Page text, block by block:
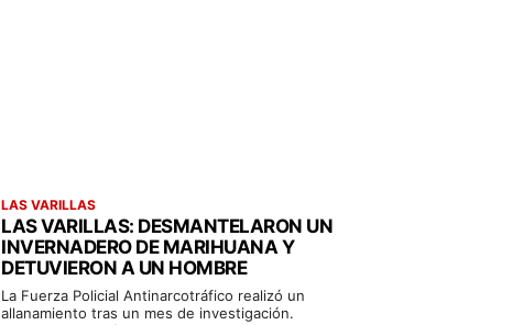
LAS VARILLAS
LAS VARILLAS: DESMANTELARON UN
INVERNADERO DE MARIHUANA Y
DETUVIERON A UN HOMBRE
La Fuerza Policial Antinarcotráfico realizó un
allanamiento tras un mes de investigación.